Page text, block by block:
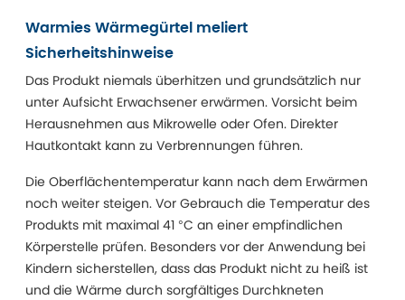
Warmies Wärmegürtel meliert
Sicherheitshinweise
Das Produkt niemals überhitzen und grundsätzlich nur
unter Aufsicht Erwachsener erwärmen. Vorsicht beim
Herausnehmen aus Mikrowelle oder Ofen. Direkter
Hautkontakt kann zu Verbrennungen führen.
Die Oberflächentemperatur kann nach dem Erwärmen
noch weiter steigen. Vor Gebrauch die Temperatur des
Produkts mit maximal 41 °C an einer empfindlichen
Körperstelle prüfen. Besonders vor der Anwendung bei
Kindern sicherstellen, dass das Produkt nicht zu heiß ist
und die Wärme durch sorgfältiges Durchkneten